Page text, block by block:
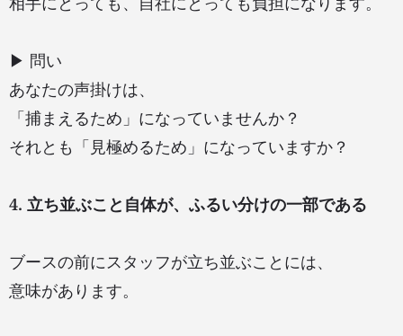
▶ 問い
あなたの声掛けは、
「捕まえるため」になっていませんか？
それとも「見極めるため」になっていますか？
4. 立ち並ぶこと自体が、ふるい分けの一部である
ブースの前にスタッフが立ち並ぶことには、
意味があります。